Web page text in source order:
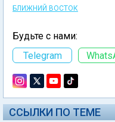
БЛИЖНИЙ ВОСТОК
Будьте с нами:
Telegram
ССЫЛКИ ПО ТЕМЕ